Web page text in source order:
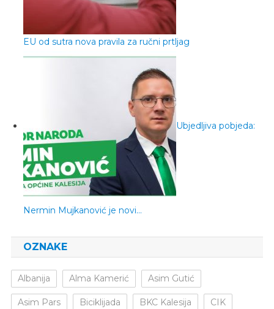
EU od sutra nova pravila za ručni prtljag
Ubjedljiva pobjeda:
Nermin Mujkanović je novi…
OZNAKE
Albanija Alma Kamerić Asim Gutić
Asim Pars Biciklijada BKC Kalesija CIK